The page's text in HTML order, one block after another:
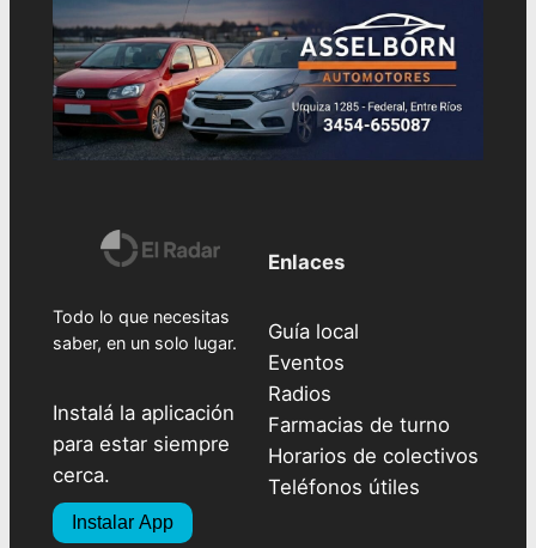
Todo lo que necesitas
saber, en un solo lugar.
Instalá la aplicación
para estar siempre
cerca.
Instalar App
Enlaces
Guía local
Eventos
Radios
Farmacias de turno
Horarios de colectivos
Teléfonos útiles